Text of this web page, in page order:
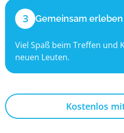
3 Gemeinsam erleben
Viel Spaß beim Treffen und
neuen Leuten.
Kostenlos